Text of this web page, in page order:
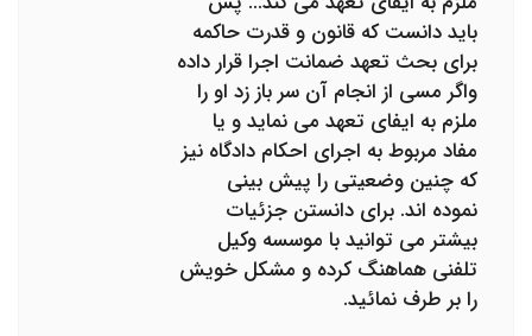
باید دانست که قانون و قدرت حاکمه
برای بحث تعهد ضمانت اجرا قرار داده
واگر مسی از انجام آن سر باز زد او را
ملزم به ایفای تعهد می نماید و یا
مفاد مربوط به اجرای احکام دادگاه نیز
که چنین وضعیتی را پیش بینی
نموده اند. برای دانستن جزئیات
بیشتر می توانید با موسسه وکیل
تلفنی هماهنگ کرده و مشکل خویش
را بر طرف نمائید.